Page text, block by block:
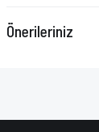
Önerileriniz